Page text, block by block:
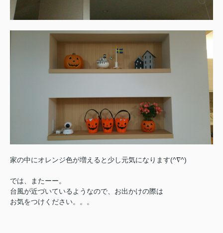
家の中にオレンジ色が増えると少し元気になります(^∇^)
では、またーー。
台風が近づいているようなので、お出かけの際は
お気をつけください。。。